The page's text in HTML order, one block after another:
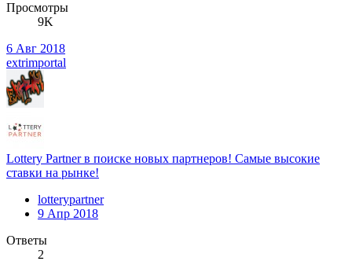
Просмотры
9K
6 Авг 2018
extrimportal
Lottery Partner в поиске новых партнеров! Самые высокие
ставки на рынке!
lotterypartner
9 Апр 2018
Ответы
2